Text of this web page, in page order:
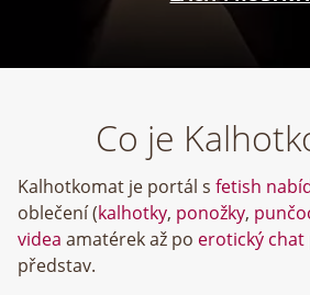
Co je
Kalhotkomat je portál s fetish
oblečení (kalhotky, ponožky,
videa amatérek až po erotický chat
představ.